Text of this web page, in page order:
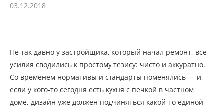
03.12.2018
Не так давно у застройщика, который начал ремонт, все
усилия сводились к простому тезису: чисто и аккуратно.
Со временем нормативы и стандарты поменялись — и,
если у кого-то сегодня есть кухня с печкой в частном
доме, дизайн уже должен подчиняться какой-то единой